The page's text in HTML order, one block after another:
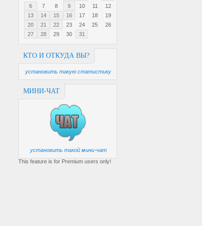
6
7 8 9 10 11
12
13
14 15 16 17 18
19
20
21 22 23 24 25
26
27
28 29 30 31
КТО И ОТКУДА ВЫ?
установить такую статистику
МИНИ-ЧАТ
установить такой мини-чат
This feature is for Premium users only!